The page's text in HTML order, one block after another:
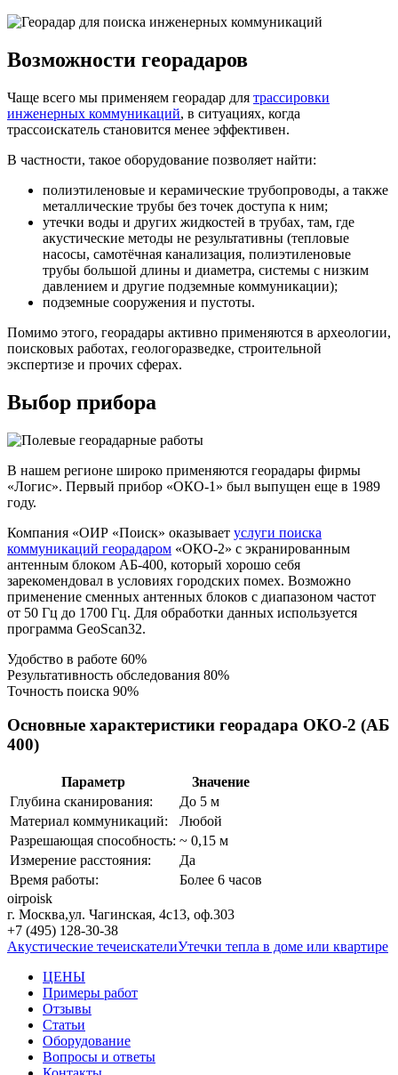
Возможности георадаров
Чаще всего мы применяем георадар для трассировки
инженерных коммуникаций, в ситуациях, когда
трассоискатель становится менее эффективен.
В частности, такое оборудование позволяет найти:
полиэтиленовые и керамические трубопроводы, а также
металлические трубы без точек доступа к ним;
утечки воды и других жидкостей в трубах, там, где
акустические методы не результативны (тепловые
насосы, самотёчная канализация, полиэтиленовые
трубы большой длины и диаметра, системы с низким
давлением и другие подземные коммуникации);
подземные сооружения и пустоты.
Помимо этого, георадары активно применяются в археологии,
поисковых работах, геологоразведке, строительной
экспертизе и прочих сферах.
Выбор прибора
В нашем регионе широко применяются георадары фирмы
«Логис». Первый прибор «ОКО-1» был выпущен еще в 1989
году.
Компания «ОИР «Поиск» оказывает услуги поиска
коммуникаций георадаром «ОКО-2» с экранированным
антенным блоком АБ-400, который хорошо себя
зарекомендовал в условиях городских помех. Возможно
применение сменных антенных блоков с диапазоном частот
от 50 Гц до 1700 Гц. Для обработки данных используется
программа GeoScan32.
Удобство в работе 60%
Результативность обследования 80%
Точность поиска 90%
Основные характеристики георадара ОКО-2 (АБ
400)
Параметр
Значение
Глубина сканирования:
До 5 м
Материал коммуникаций:
Любой
Разрешающая способность: ~ 0,15 м
Измерение расстояния:
Да
Время работы:
Более 6 часов
oirpoisk
г. Москва,ул. Чагинская, 4с13, оф.303
+7 (495) 128-30-38
Акустические течеискателиУтечки тепла в доме или квартире
ЦЕНЫ
Примеры работ
Отзывы
Статьи
Оборудование
Вопросы и ответы